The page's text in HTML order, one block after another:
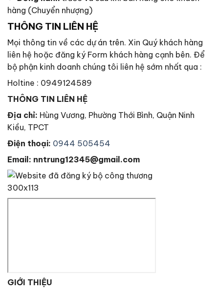
hàng (Chuyển nhượng)
THÔNG TIN LIÊN HỆ
Mọi thông tin về các dự án trên. Xin Quý khách hàng
liên hệ hoặc đăng ký Form khách hàng cạnh bên. Để
bộ phận kinh doanh chúng tôi liên hệ sớm nhất qua :
Holtine : 0949124589
THÔNG TIN LIÊN HỆ
Địa chỉ: Hùng Vương, Phường Thới Bình, Quận Ninh
Kiều, TPCT
Điện thoại: 0944 505454
Email: nntrung12345@gmail.com
GIỚI THIỆU